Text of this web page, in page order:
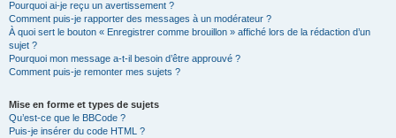
Pourquoi ai-je reçu un avertissement ?
Comment puis-je rapporter des messages à un modérateur ?
À quoi sert le bouton « Enregistrer comme brouillon » affiché lors de la rédaction d’un
sujet ?
Pourquoi mon message a-t-il besoin d’être approuvé ?
Comment puis-je remonter mes sujets ?
Mise en forme et types de sujets
Qu’est-ce que le BBCode ?
Puis-je insérer du code HTML ?